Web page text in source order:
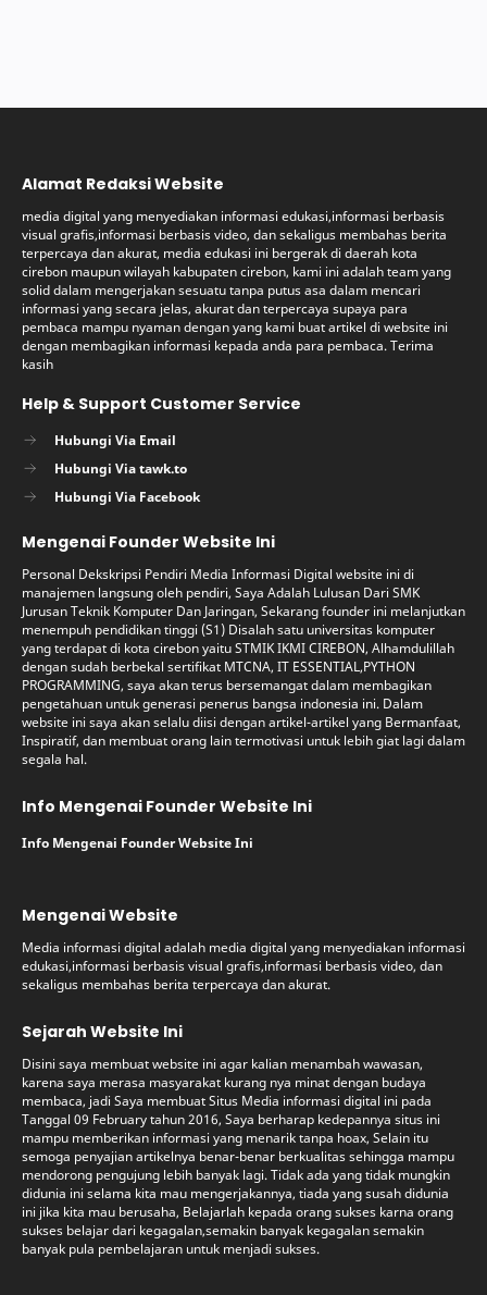
Mengenai Website
Media informasi digital adalah media digital yang menyediakan informasi
edukasi,informasi berbasis visual grafis,informasi berbasis video, dan
sekaligus membahas berita terpercaya dan akurat.
Sejarah Website Ini
Disini saya membuat website ini agar kalian menambah wawasan,
karena saya merasa masyarakat kurang nya minat dengan budaya
membaca, jadi Saya membuat Situs Media informasi digital ini pada
Tanggal 09 February tahun 2016, Saya berharap kedepannya situs ini
mampu memberikan informasi yang menarik tanpa hoax, Selain itu
semoga penyajian artikelnya benar-benar berkualitas sehingga mampu
mendorong pengujung lebih banyak lagi. Tidak ada yang tidak mungkin
didunia ini selama kita mau mengerjakannya, tiada yang susah didunia
ini jika kita mau berusaha, Belajarlah kepada orang sukses karna orang
sukses belajar dari kegagalan,semakin banyak kegagalan semakin
banyak pula pembelajaran untuk menjadi sukses.
Alamat Redaksi Website
media digital yang menyediakan informasi edukasi,informasi berbasis
visual grafis,informasi berbasis video, dan sekaligus membahas berita
terpercaya dan akurat, media edukasi ini bergerak di daerah kota
cirebon maupun wilayah kabupaten cirebon, kami ini adalah team yang
solid dalam mengerjakan sesuatu tanpa putus asa dalam mencari
informasi yang secara jelas, akurat dan terpercaya supaya para
pembaca mampu nyaman dengan yang kami buat artikel di website ini
dengan membagikan informasi kepada anda para pembaca. Terima
kasih
Help & Support Customer Service
Hubungi Via Email
Hubungi Via tawk.to
Hubungi Via Facebook
Mengenai Founder Website Ini
Personal Dekskripsi Pendiri Media Informasi Digital website ini di
manajemen langsung oleh pendiri, Saya Adalah Lulusan Dari SMK
Jurusan Teknik Komputer Dan Jaringan, Sekarang founder ini melanjutkan
menempuh pendidikan tinggi (S1) Disalah satu universitas komputer
yang terdapat di kota cirebon yaitu STMIK IKMI CIREBON, Alhamdulillah
dengan sudah berbekal sertifikat MTCNA, IT ESSENTIAL,PYTHON
PROGRAMMING, saya akan terus bersemangat dalam membagikan
pengetahuan untuk generasi penerus bangsa indonesia ini. Dalam
website ini saya akan selalu diisi dengan artikel-artikel yang Bermanfaat,
Inspiratif, dan membuat orang lain termotivasi untuk lebih giat lagi dalam
segala hal.
Info Mengenai Founder Website Ini
Info Mengenai Founder Website Ini